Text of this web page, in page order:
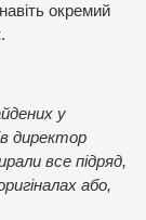
окремий
у
директор
все підряд,
або,